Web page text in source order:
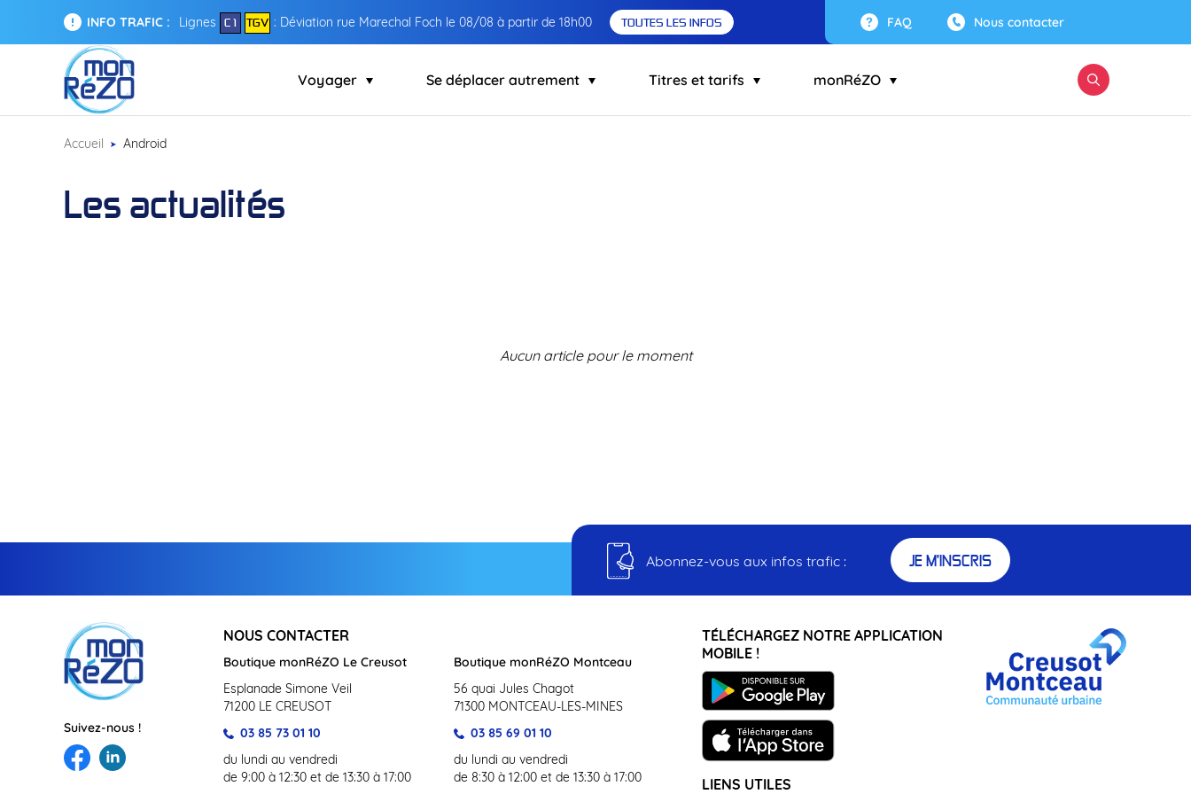
INFO TRAFIC : Lignes C 1 TGV : Déviation rue Marechal Foch le 08/08 à partir de 18h00 TOUTES LES INFOS FAQ Nous contacter
Voyager Se déplacer autrement Titres et tarifs monRéZO
Accueil Android
Les actualités
Aucun article pour le moment
Abonnez-vous aux infos trafic : JE M'INSCRIS
Suivez-nous !
NOUS CONTACTER
Boutique monRéZO Le Creusot
Esplanade Simone Veil
71200 LE CREUSOT
03 85 73 01 10
du lundi au vendredi
de 9:00 à 12:30 et de 13:30 à 17:00
Boutique monRéZO Montceau
56 quai Jules Chagot
71300 MONTCEAU-LES-MINES
03 85 69 01 10
du lundi au vendredi
de 8:30 à 12:00 et de 13:30 à 17:00
TÉLÉCHARGEZ NOTRE APPLICATION
MOBILE !
LIENS UTILES